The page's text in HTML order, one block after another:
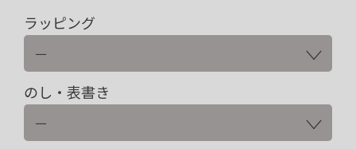
ラッピング
のし・表書き